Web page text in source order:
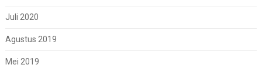
Juli 2020
Agustus 2019
Mei 2019